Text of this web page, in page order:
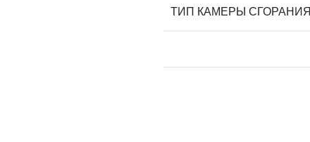
ТИП КАМЕРЫ СГОРАНИЯ